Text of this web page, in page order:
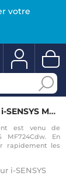
votre
Toner imprimante pour Canon i-SENSYS MF724Cdw
est venu de
MF724Cdw. En
rapidement les
i-SENSYS